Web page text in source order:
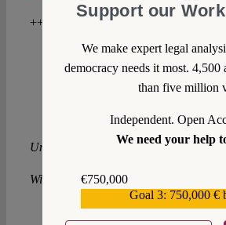
++++++++++Anzeige
Unser Team wächst weiter!
Wir besetzen Stellen in den Bereichen:
Akquisemanagement –
Support our
We make expert legal
democracy needs it most.
than five million
Independent. Open
We need your help
€750,000
Goal 3: 750,000 €